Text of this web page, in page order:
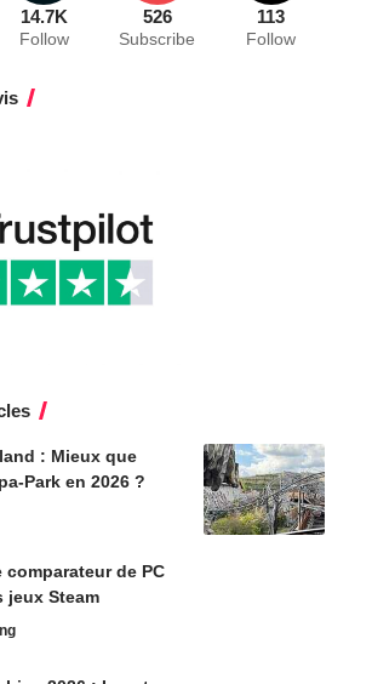
14.7K
Follow
526
Subscribe
113
Follow
: Mieux que
Park en 2026 ?
comparateur de PC
jeux Steam